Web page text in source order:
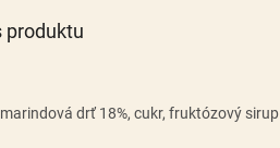
produktu
drť 18%, cukr, fruktózový sirup